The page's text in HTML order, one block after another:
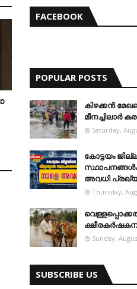
FACEBOOK
POPULAR POSTS
കിഴക്കന്‍
മീനച്ചിലാര്‍
Saturday,
കോട്ടയം
അവധി
Thursday,
Sunday,
SUBSCRIBE US